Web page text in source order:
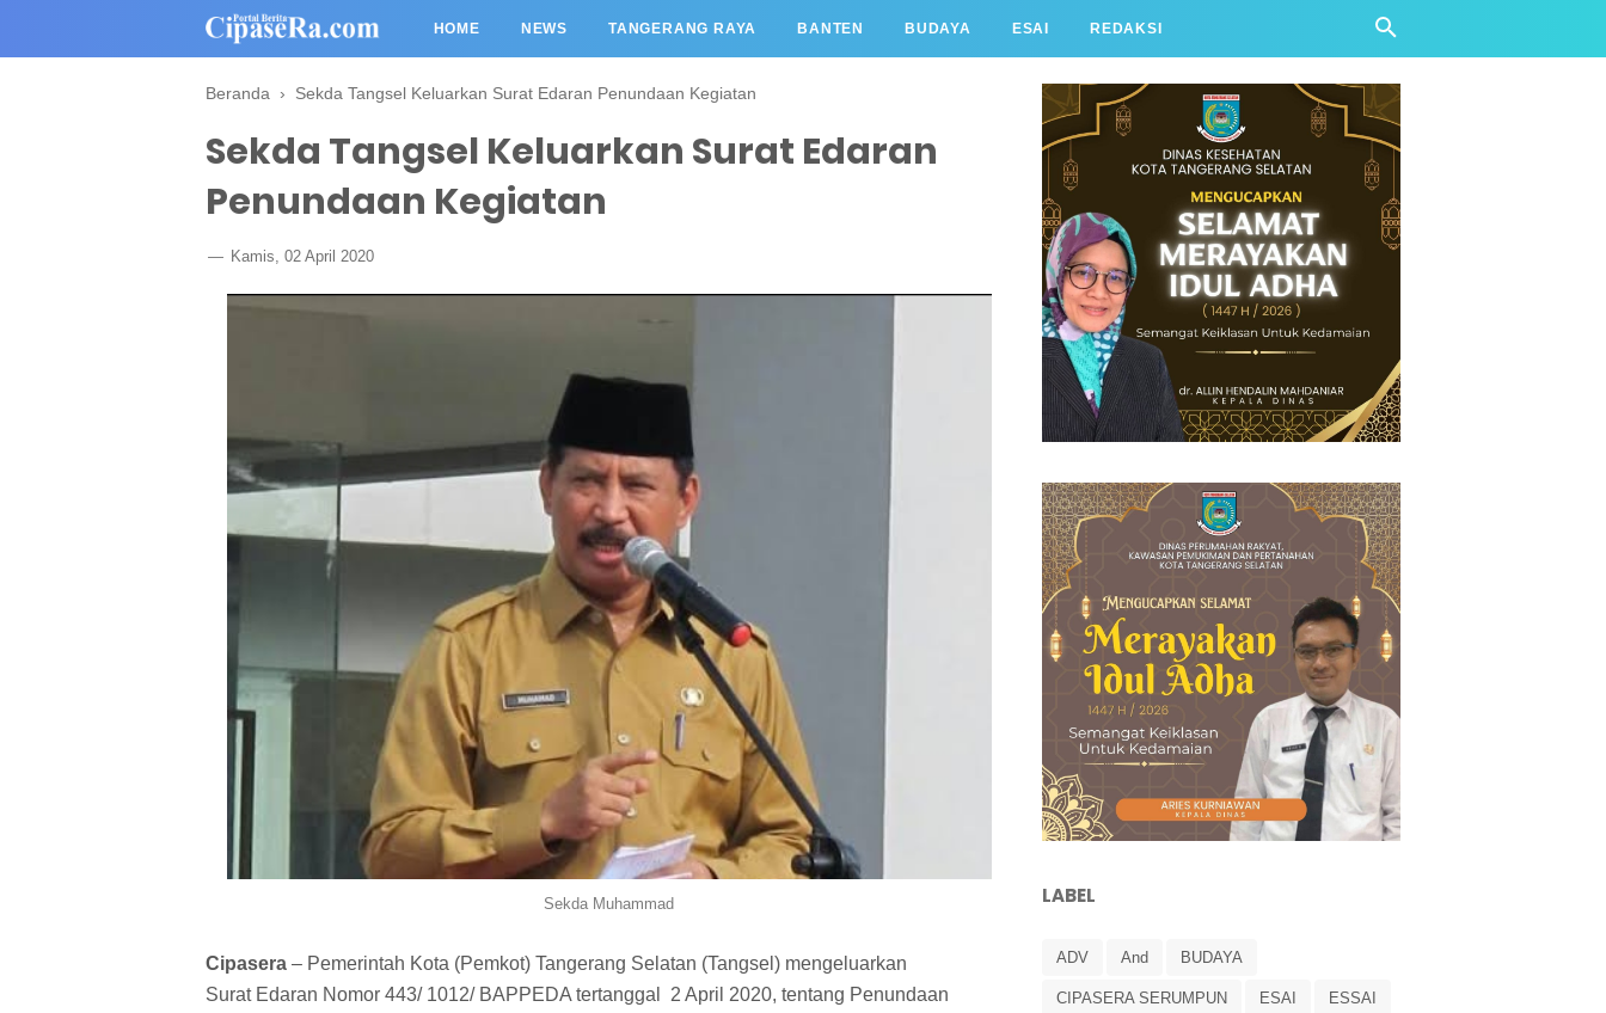
HOME NEWS TANGERANG RAYA BANTEN BUDAYA ESAI REDAKSI
Beranda › Sekda Tangsel Keluarkan Surat Edaran Penundaan Kegiatan
Sekda Tangsel Keluarkan Surat Edaran
Penundaan Kegiatan
Kamis, 02 April 2020
Sekda Muhammad
Cipasera – Pemerintah Kota (Pemkot) Tangerang Selatan (Tangsel) mengeluarkan
Surat Edaran Nomor 443/ 1012/ BAPPEDA tertanggal 2 April 2020, tentang Penundaan
LABEL
ADV And BUDAYA
CIPASERA SERUMPUN ESAI ESSAI